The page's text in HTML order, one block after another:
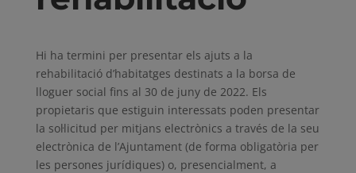
Hi ha termini per presentar els ajuts a la
rehabilitació d’habitatges destinats a la borsa de
lloguer social fins al 30 de juny de 2022. Els
propietaris que estiguin interessats poden presentar
la sol·licitud per mitjans electrònics a través de la seu
electrònica de l’Ajuntament (de forma obligatòria per
les persones jurídiques) o, presencialment, a